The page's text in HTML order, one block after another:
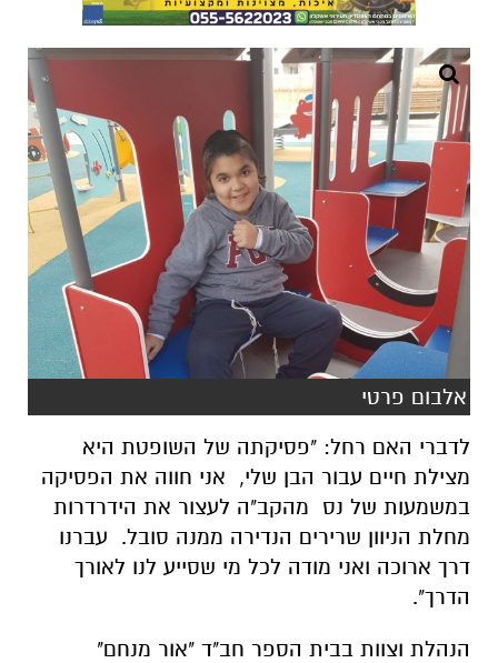
אלבום פרטי
לדברי האם רחל: "פסיקתה של השופטת היא
מצילת חיים עבור הבן שלי, אני חווה את הפסיקה
במשמעות של נס מהקב"ה לעצור את הידרדרות
מחלת הניוון שרירים הנדירה ממנה סובל. עברנו
דרך ארוכה ואני מודה לכל מי שסייע לנו לאורך
הדרך".
הנהלת וצוות בבית הספר חב"ד "אור מנחם"